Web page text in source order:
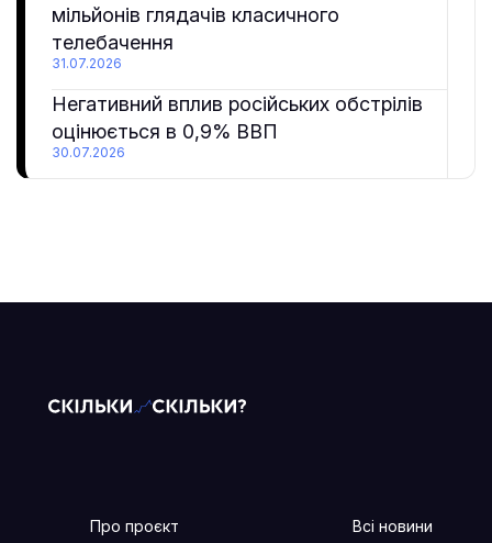
мільйонів глядачів класичного
телебачення
31.07.2026
Негативний вплив російських обстрілів
оцінюється в 0,9% ВВП
30.07.2026
Про проєкт
Всі новини